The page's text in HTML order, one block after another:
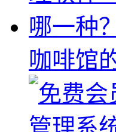
咖啡馆